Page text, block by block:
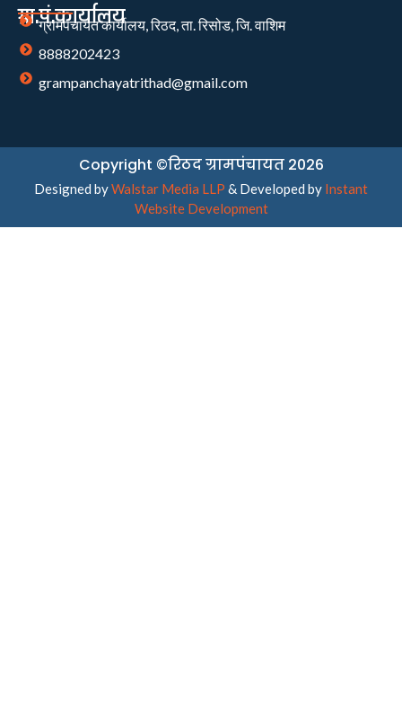
ग्रा.पं.कार्यालय
ग्रामपंचायत कार्यालय, रिठद, ता. रिसोड, जि. वाशिम
8888202423
grampanchayatrithad@gmail.com
Copyright ©रिठद ग्रामपंचायत 2026
Designed byWalstar Media LLP & Developed by Instant
Website Development